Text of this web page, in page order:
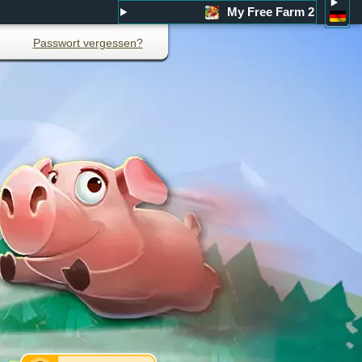
My Free Farm 2
Passwort vergessen?